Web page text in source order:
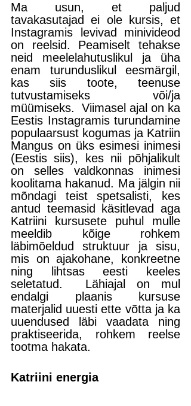
Ma usun, et paljud
tavakasutajad ei ole kursis, et
Instagramis levivad minivideod
on reelsid. Peamiselt tehakse
neid meelelahutuslikul ja üha
enam turunduslikul eesmärgil,
kas siis toote, teenuse
tutvustamiseks või/ja
müümiseks.  Viimasel ajal on ka
Eestis Instagramis turundamine
populaarsust kogumas ja Katriin
Mangus on üks esimesi inimesi
(Eestis siis), kes nii põhjalikult
on selles valdkonnas inimesi
koolitama hakanud. Ma jälgin nii
mõndagi teist spetsalisti, kes
antud teemasid käsitlevad aga
Katriini kursusete puhul mulle
meeldib kõige rohkem
läbimõeldud struktuur ja sisu,
mis on ajakohane, konkreetne
ning lihtsas eesti keeles
seletatud.  Lähiajal on mul
endalgi plaanis kursuse
materjalid uuesti ette võtta ja ka
uuendused läbi vaadata ning
praktiseerida, rohkem reelse
tootma hakata.
Katriini energia